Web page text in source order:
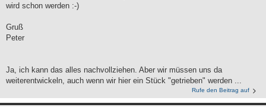
wird schon werden :-)
Gruß
Peter
Ja, ich kann das alles nachvollziehen. Aber wir müssen uns da
weiterentwickeln, auch wenn wir hier ein Stück "getrieben" werden ...
Rufe den Beitrag auf